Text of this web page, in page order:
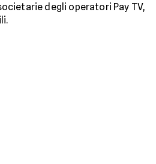
degli operatori Pay TV,